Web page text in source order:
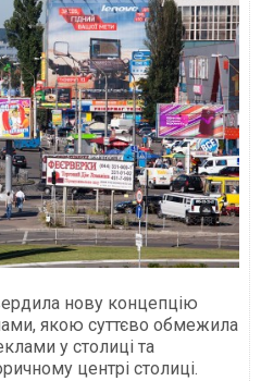
нову концепцію
якою суттєво обмежила
у столиці та
центрі столиці.